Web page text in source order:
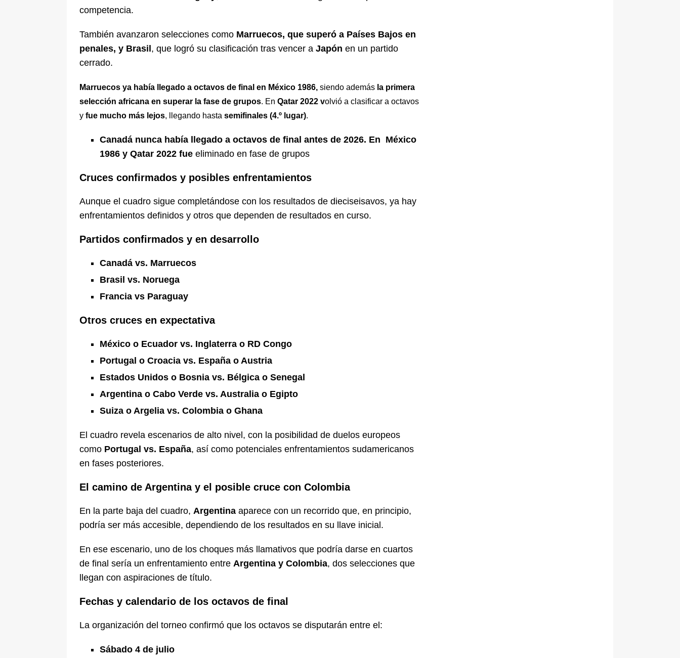
competencia.
También avanzaron selecciones como Marruecos, que superó a Países Bajos en
penales, y Brasil , que logró su clasificación tras vencer a Japón en un partido
cerrado.
Marruecos ya había llegado a octavos de final en México 1986, siendo además la primera
selección africana en superar la fase de grupos. En Qatar 2022 volvió a clasificar a octavos
y fue mucho más lejos, llegando hasta semifinales (4.º lugar).
Canadá nunca había llegado a octavos de final antes de 2026. En México
1986 y Qatar 2022 fue eliminado en fase de grupos
Cruces confirmados y posibles enfrentamientos
Aunque el cuadro sigue completándose con los resultados de dieciseisavos, ya hay
enfrentamientos definidos y otros que dependen de resultados en curso.
Partidos confirmados y en desarrollo
Canadá vs. Marruecos
Brasil vs. Noruega
Francia vs Paraguay
Otros cruces en expectativa
México o Ecuador vs. Inglaterra o RD Congo
Portugal o Croacia vs. España o Austria
Estados Unidos o Bosnia vs. Bélgica o Senegal
Argentina o Cabo Verde vs. Australia o Egipto
Suiza o Argelia vs. Colombia o Ghana
El cuadro revela escenarios de alto nivel, con la posibilidad de duelos europeos
como Portugal vs. España, así como potenciales enfrentamientos sudamericanos
en fases posteriores.
El camino de Argentina y el posible cruce con Colombia
En la parte baja del cuadro, Argentina aparece con un recorrido que, en principio,
podría ser más accesible, dependiendo de los resultados en su llave inicial.
En ese escenario, uno de los choques más llamativos que podría darse en cuartos
de final sería un enfrentamiento entre Argentina y Colombia, dos selecciones que
llegan con aspiraciones de título.
Fechas y calendario de los octavos de final
La organización del torneo confirmó que los octavos se disputarán entre el:
Sábado 4 de julio